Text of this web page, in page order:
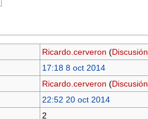
Ricardo.cerveron (Discusión
17:18 8 oct 2014
Ricardo.cerveron (Discusión
22:52 20 oct 2014
2